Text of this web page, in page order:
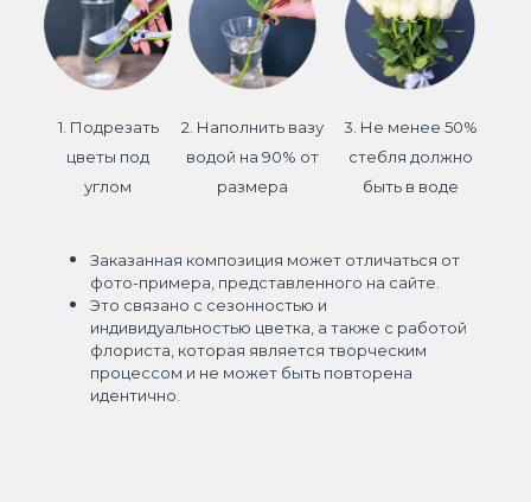
1. Подрезать
цветы под
углом
2. Наполнить вазу
водой на 90% от
размера
3. Не менее 50%
стебля должно
быть в воде
Заказанная композиция может отличаться от
фото-примера, представленного на сайте.
Это связано с сезонностью и
индивидуальностью цветка, а также с работой
флориста, которая является творческим
процессом и не может быть повторена
идентично.